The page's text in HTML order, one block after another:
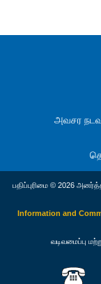
அவசர
பதிப்புரிமை © 2026
Information and
வடிவமைப்பு